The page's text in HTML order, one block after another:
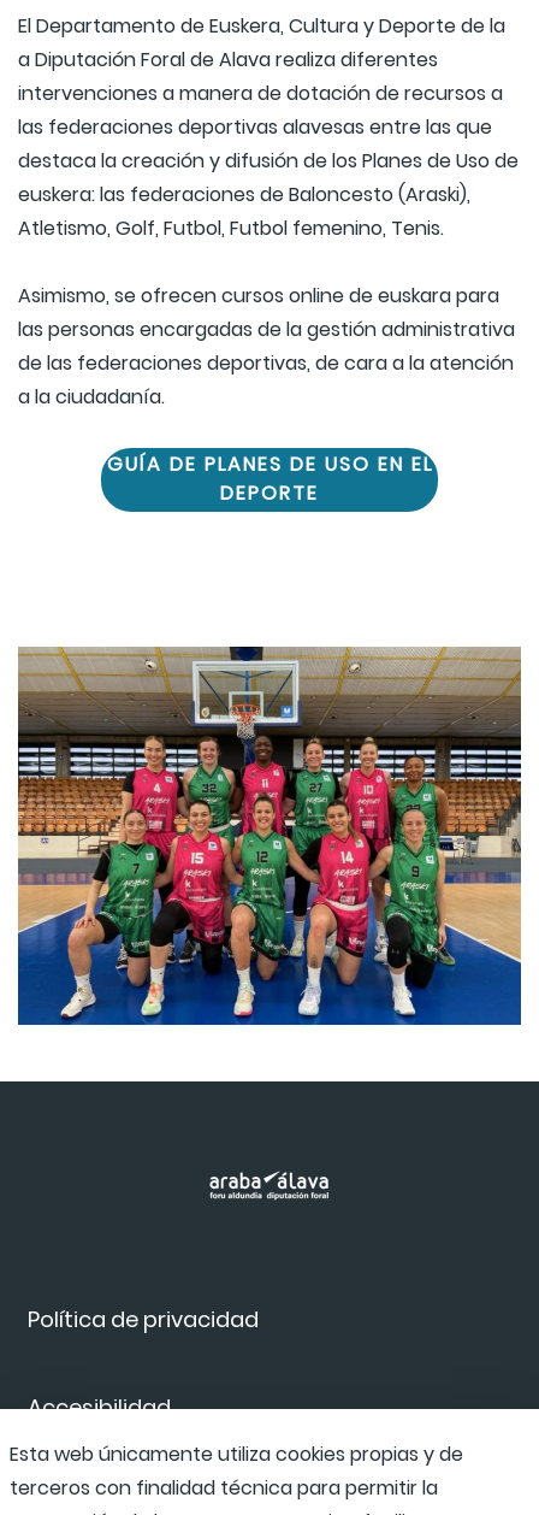
El Departamento de Euskera, Cultura y Deporte de la
a Diputación Foral de Alava realiza diferentes
intervenciones a manera de dotación de recursos a
las federaciones deportivas alavesas entre las que
destaca la creación y difusión de los Planes de Uso de
euskera: las federaciones de Baloncesto (Araski),
Atletismo, Golf, Futbol, Futbol femenino, Tenis.
Asimismo, se ofrecen cursos online de euskara para
las personas encargadas de la gestión administrativa
de las federaciones deportivas, de cara a la atención
a la ciudadanía.
GUÍA DE PLANES DE USO EN EL
DEPORTE
Política de privacidad
Accesibilidad
Canal de denuncias
Esta web únicamente utiliza cookies propias y de
terceros con finalidad técnica para permitir la